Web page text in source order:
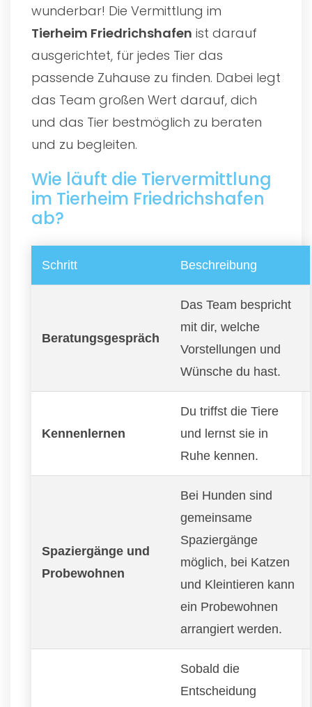
wunderbar! Die Vermittlung im
Tierheim Friedrichshafen ist darauf
ausgerichtet, für jedes Tier das
passende Zuhause zu finden. Dabei legt
das Team großen Wert darauf, dich
und das Tier bestmöglich zu beraten
und zu begleiten.
Wie läuft die Tiervermittlung
im Tierheim Friedrichshafen
ab?
Schritt Beschreibung
Beratungsgespräch
Das Team bespricht
mit dir, welche
Vorstellungen und
Wünsche du hast.
Kennenlernen
Du triffst die Tiere
und lernst sie in
Ruhe kennen.
Spaziergänge und
Probewohnen
Bei Hunden sind
gemeinsame
Spaziergänge
möglich, bei Katzen
und Kleintieren kann
ein Probewohnen
arrangiert werden.
Sobald die
Entscheidung